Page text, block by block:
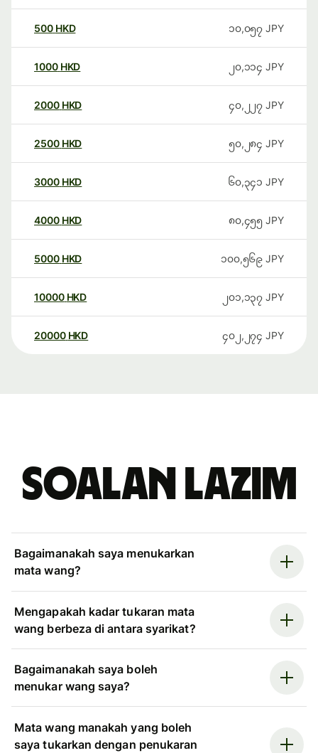
500 HKD ၁၀,၀၅၇ JPY
1000 HKD ၂၀,၁၁၄ JPY
2000 HKD ၄၀,၂၂၇ JPY
2500 HKD ၅၀,၂၈၄ JPY
3000 HKD ၆၀,၃၄၁ JPY
4000 HKD ၈၀,၄၅၅ JPY
5000 HKD ၁၀၀,၅၆၉ JPY
10000 HKD ၂၀၁,၁၃၇ JPY
20000 HKD ၄၀၂,၂၇၄ JPY
Soalan Lazim
Bagaimanakah saya menukarkan
mata wang?
Mengapakah kadar tukaran mata
wang berbeza di antara syarikat?
Bagaimanakah saya boleh
menukar wang saya?
Mata wang manakah yang boleh
saya tukarkan dengan penukaran